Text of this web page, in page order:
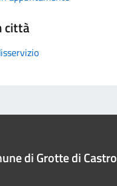
città
di Grotte di Castro